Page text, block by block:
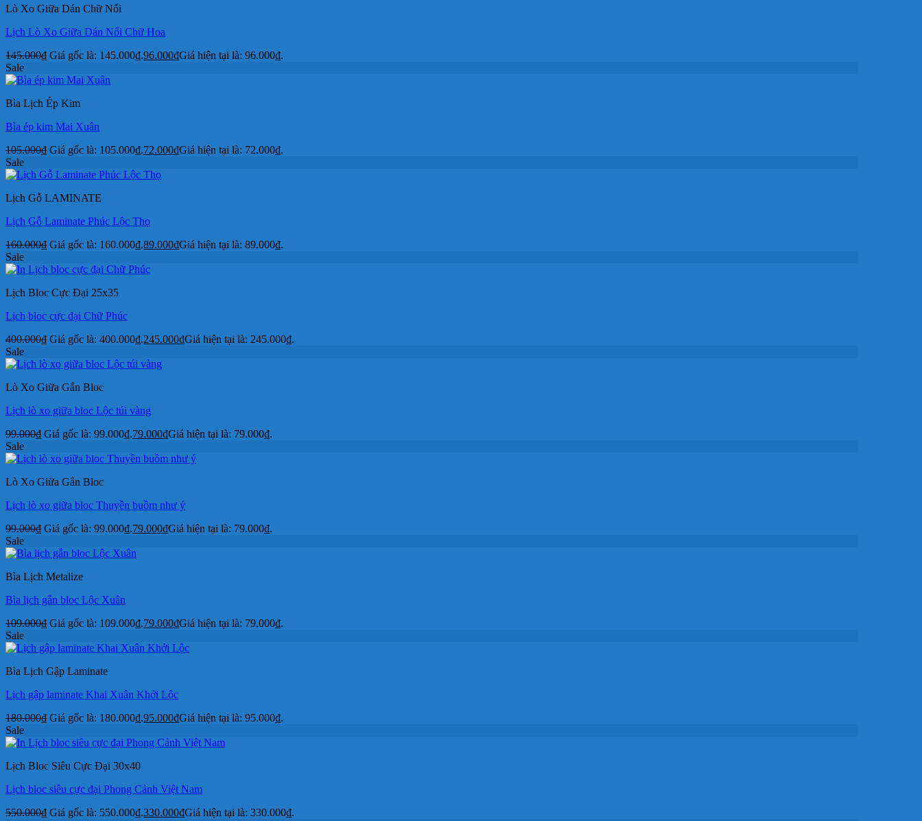
Lò Xo Giữa Dán Chữ Nổi
Lịch Lò Xo Giữa Dán Nổi Chữ Hoa
145.000₫ Giá gốc là: 145.000₫.96.000₫Giá hiện tại là: 96.000₫.
Sale
Bìa Lịch Ép Kim
Bìa ép kim Mai Xuân
105.000₫ Giá gốc là: 105.000₫.72.000₫Giá hiện tại là: 72.000₫.
Sale
Lịch Gỗ LAMINATE
Lịch Gỗ Laminate Phúc Lộc Thọ
160.000₫ Giá gốc là: 160.000₫.89.000₫Giá hiện tại là: 89.000₫.
Sale
Lịch Bloc Cực Đại 25x35
Lịch bloc cực đại Chữ Phúc
400.000₫ Giá gốc là: 400.000₫.245.000₫Giá hiện tại là: 245.000₫.
Sale
Lò Xo Giữa Gắn Bloc
Lịch lò xo giữa bloc Lộc túi vàng
99.000₫ Giá gốc là: 99.000₫.79.000₫Giá hiện tại là: 79.000₫.
Sale
Lò Xo Giữa Gắn Bloc
Lịch lò xo giữa bloc Thuyền buồm như ý
99.000₫ Giá gốc là: 99.000₫.79.000₫Giá hiện tại là: 79.000₫.
Sale
Bìa Lịch Metalize
Bìa lịch gắn bloc Lộc Xuân
109.000₫ Giá gốc là: 109.000₫.79.000₫Giá hiện tại là: 79.000₫.
Sale
Bìa Lịch Gập Laminate
Lịch gập laminate Khai Xuân Khởi Lộc
180.000₫ Giá gốc là: 180.000₫.95.000₫Giá hiện tại là: 95.000₫.
Sale
Lịch Bloc Siêu Cực Đại 30x40
Lịch bloc siêu cực đại Phong Cảnh Việt Nam
550.000₫ Giá gốc là: 550.000₫.330.000₫Giá hiện tại là: 330.000₫.